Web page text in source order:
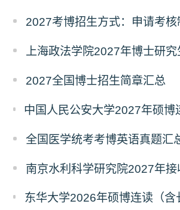
2027考博招生方式：申请考
上海政法学院2027年博士研
2027全国博士招生简章汇总